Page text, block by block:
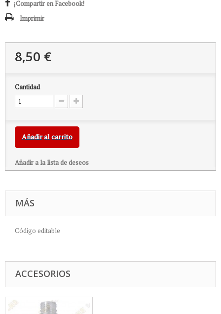
¡Compartir en Facebook!
Imprimir
8,50 €
Cantidad
Añadir al carrito
Añadir a la lista de deseos
MÁS
Código editable
ACCESORIOS